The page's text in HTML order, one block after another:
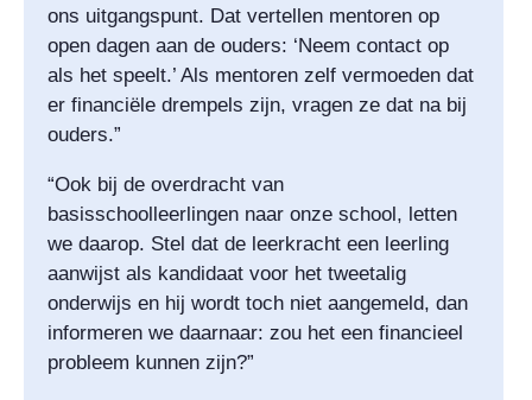
ons uitgangspunt. Dat vertellen mentoren op
open dagen aan de ouders: ‘Neem contact op
als het speelt.’ Als mentoren zelf vermoeden dat
er financiële drempels zijn, vragen ze dat na bij
ouders.”
“Ook bij de overdracht van
basisschoolleerlingen naar onze school, letten
we daarop. Stel dat de leerkracht een leerling
aanwijst als kandidaat voor het tweetalig
onderwijs en hij wordt toch niet aangemeld, dan
informeren we daarnaar: zou het een financieel
probleem kunnen zijn?”